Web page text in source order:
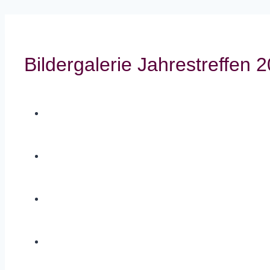
Bildergalerie Jahrestreffen